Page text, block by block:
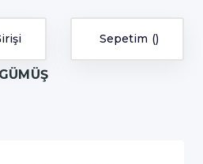
Sepetim
GÜMÜŞ